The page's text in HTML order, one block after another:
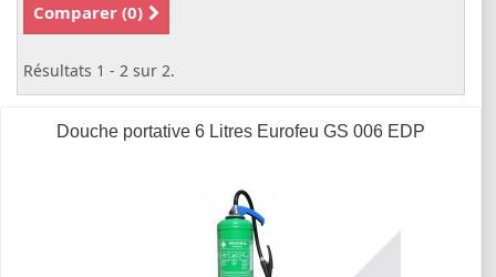
Comparer (0)
Résultats 1 - 2 sur 2.
Douche portative 6 Litres Eurofeu GS 006 EDP